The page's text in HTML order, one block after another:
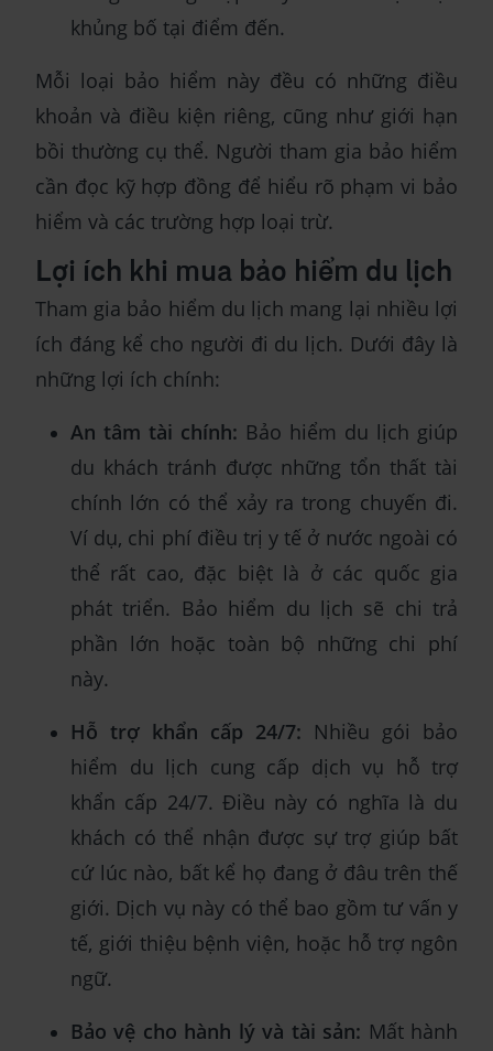
khủng bố tại điểm đến.
Mỗi loại bảo hiểm này đều có những điều
khoản và điều kiện riêng, cũng như giới hạn
bồi thường cụ thể. Người tham gia bảo hiểm
cần đọc kỹ hợp đồng để hiểu rõ phạm vi bảo
hiểm và các trường hợp loại trừ.
Lợi ích khi mua bảo hiểm du lịch
Tham gia bảo hiểm du lịch mang lại nhiều lợi
ích đáng kể cho người đi du lịch. Dưới đây là
những lợi ích chính:
An tâm tài chính: Bảo hiểm du lịch giúp
du khách tránh được những tổn thất tài
chính lớn có thể xảy ra trong chuyến đi.
Ví dụ, chi phí điều trị y tế ở nước ngoài có
thể rất cao, đặc biệt là ở các quốc gia
phát triển. Bảo hiểm du lịch sẽ chi trả
phần lớn hoặc toàn bộ những chi phí
này.
Hỗ trợ khẩn cấp 24/7: Nhiều gói bảo
hiểm du lịch cung cấp dịch vụ hỗ trợ
khẩn cấp 24/7. Điều này có nghĩa là du
khách có thể nhận được sự trợ giúp bất
cứ lúc nào, bất kể họ đang ở đâu trên thế
giới. Dịch vụ này có thể bao gồm tư vấn y
tế, giới thiệu bệnh viện, hoặc hỗ trợ ngôn
ngữ.
Bảo vệ cho hành lý và tài sản: Mất hành